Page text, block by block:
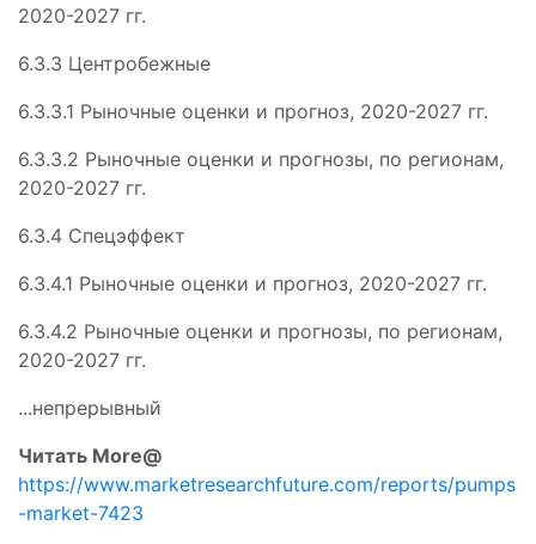
2020-2027 гг.
6.3.3 Центробежные
6.3.3.1 Рыночные оценки и прогноз, 2020-2027 гг.
6.3.3.2 Рыночные оценки и прогнозы, по регионам,
2020-2027 гг.
6.3.4 Спецэффект
6.3.4.1 Рыночные оценки и прогноз, 2020-2027 гг.
6.3.4.2 Рыночные оценки и прогнозы, по регионам,
2020-2027 гг.
...непрерывный
Читать More@
https://www.marketresearchfuture.com/reports/pumps
-market-7423